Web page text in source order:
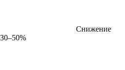
Снижение